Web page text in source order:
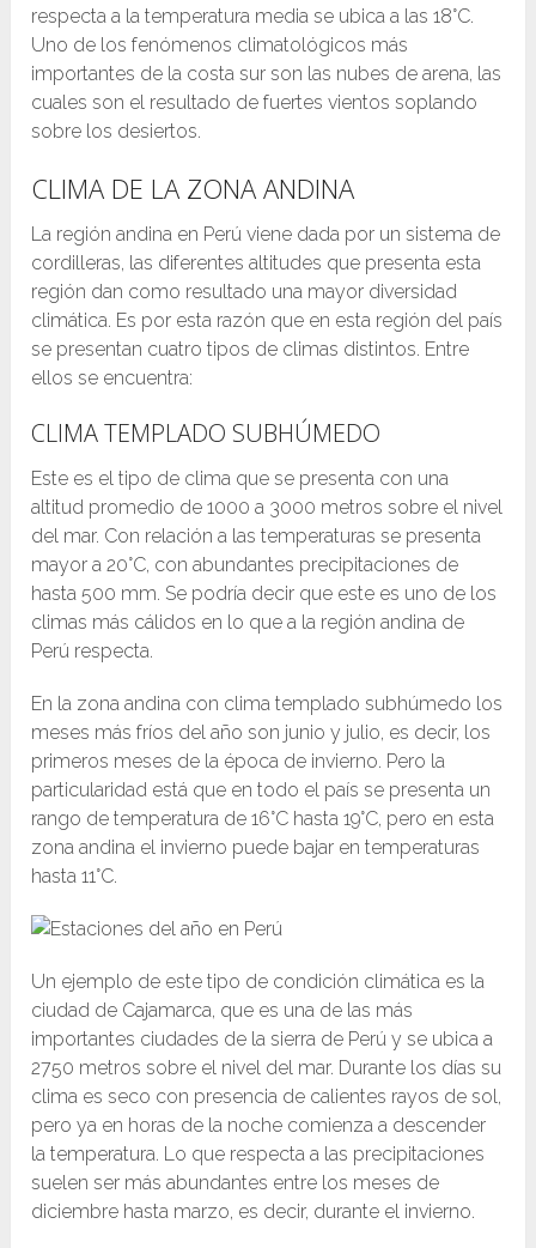
respecta a la temperatura media se ubica a las 18°C.
Uno de los fenómenos climatológicos más
importantes de la costa sur son las nubes de arena, las
cuales son el resultado de fuertes vientos soplando
sobre los desiertos.
CLIMA DE LA ZONA ANDINA
La región andina en Perú viene dada por un sistema de
cordilleras, las diferentes altitudes que presenta esta
región dan como resultado una mayor diversidad
climática. Es por esta razón que en esta región del país
se presentan cuatro tipos de climas distintos. Entre
ellos se encuentra:
CLIMA TEMPLADO SUBHÚMEDO
Este es el tipo de clima que se presenta con una
altitud promedio de 1000 a 3000 metros sobre el nivel
del mar. Con relación a las temperaturas se presenta
mayor a 20°C, con abundantes precipitaciones de
hasta 500 mm. Se podría decir que este es uno de los
climas más cálidos en lo que a la región andina de
Perú respecta.
En la zona andina con clima templado subhúmedo los
meses más fríos del año son junio y julio, es decir, los
primeros meses de la época de invierno. Pero la
particularidad está que en todo el país se presenta un
rango de temperatura de 16°C hasta 19°C, pero en esta
zona andina el invierno puede bajar en temperaturas
hasta 11°C.
Un ejemplo de este tipo de condición climática es la
ciudad de Cajamarca, que es una de las más
importantes ciudades de la sierra de Perú y se ubica a
2750 metros sobre el nivel del mar. Durante los días su
clima es seco con presencia de calientes rayos de sol,
pero ya en horas de la noche comienza a descender
la temperatura. Lo que respecta a las precipitaciones
suelen ser más abundantes entre los meses de
diciembre hasta marzo, es decir, durante el invierno.